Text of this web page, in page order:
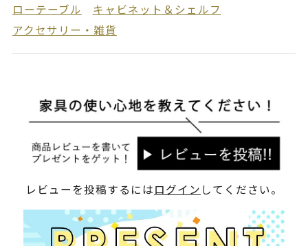
ローテーブル
キャビネット＆シェルフ
アクセサリー・雑貨
レビューを投稿するにはログイン してください。